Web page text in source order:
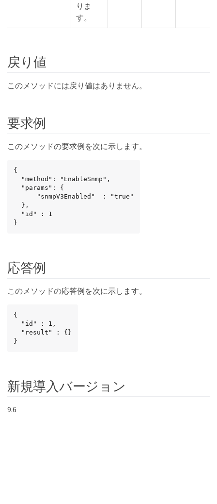
りま
す。
戻り値
このメソッドには戻り値はありません。
要求例
このメソッドの要求例を次に示します。
{
}
応答例
このメソッドの応答例を次に示します。
{
}
新規導入バージョン
9.6